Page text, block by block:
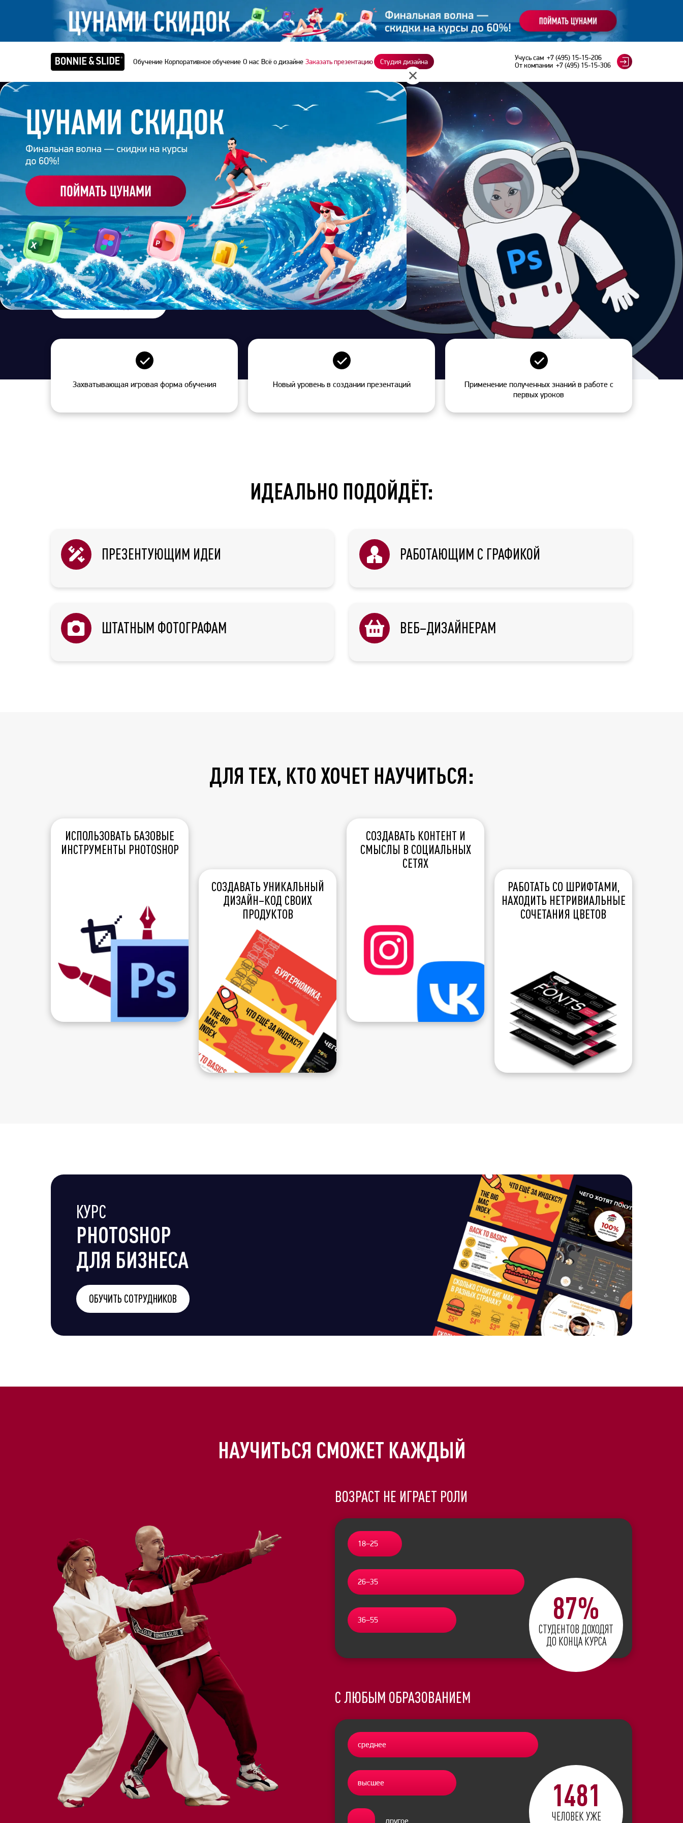
Обучение Корпоративное обучение О нас Всё о дизайне Заказать презентацию Студия дизайна Учусь сам +7 (495) 15-15-206
От компании +7 (495) 15-15-306
Главная/ Корпоративные курсы /Курс Photoshop для бизнеса
КУРС PHOTOSHOP ДЛЯ
БИЗНЕСА
Тройной удар по Photoshop.
Вобрал в себя все лучшее из двух курсов:
Тройной удар и Photoshop для тех, кто хочет
прокачать презентации на максимум
ОБУЧИТЬ СОТРУДНИКОВ
Захватывающая игровая форма обучения Новый уровень в создании презентаций
Применение полученных знаний в работе с
первых уроков
ИДЕАЛЬНО ПОДОЙДЁТ:
ПРЕЗЕНТУЮЩИМ ИДЕИ РАБОТАЮЩИМ С ГРАФИКОЙ
ШТАТНЫМ ФОТОГРАФАМ ВЕБ–ДИЗАЙНЕРАМ
ДЛЯ ТЕХ, КТО ХОЧЕТ НАУЧИТЬСЯ:
ИСПОЛЬЗОВАТЬ БАЗОВЫЕ
ИНСТРУМЕНТЫ PHOTOSHOP
СОЗДАВАТЬ УНИКАЛЬНЫЙ
ДИЗАЙН–КОД СВОИХ
ПРОДУКТОВ
СОЗДАВАТЬ КОНТЕНТ И
СМЫСЛЫ В СОЦИАЛЬНЫХ
СЕТЯХ
РАБОТАТЬ СО ШРИФТАМИ,
НАХОДИТЬ НЕТРИВИАЛЬНЫЕ
СОЧЕТАНИЯ ЦВЕТОВ
КУРС
PHOTOSHOP
ДЛЯ БИЗНЕСА
ОБУЧИТЬ СОТРУДНИКОВ
НАУЧИТЬСЯ СМОЖЕТ КАЖДЫЙ
ВОЗРАСТ НЕ ИГРАЕТ РОЛИ
18–25
26–35
36–55 87%
СТУДЕНТОВ ДОХОДЯТ
ДО КОНЦА КУРСА
С ЛЮБЫМ ОБРАЗОВАНИЕМ
среднее
высшее
другое
1481
ЧЕЛОВЕК УЖЕ